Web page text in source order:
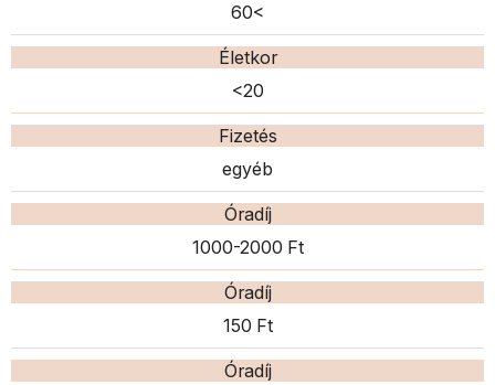
60<
Életkor
<20
Fizetés
egyéb
Óradíj
1000-2000 Ft
Óradíj
150 Ft
Óradíj